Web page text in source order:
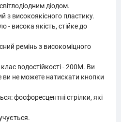
діодом.
з високоякісного пластику.
- висока якість, стійке до
ремінь з високоміцного
водостійкості - 200M. Ви
ви не можете натискати кнопки
фосфоресцентні стрілки, які